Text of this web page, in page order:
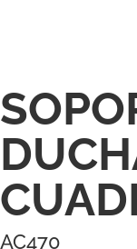
AC470